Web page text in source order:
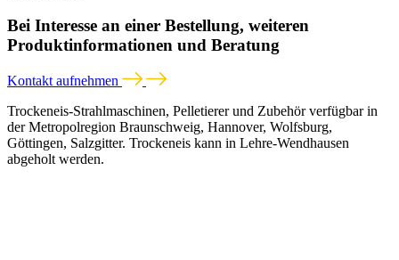
Bei Interesse an einer Bestellung, weiteren
Produktinformationen und Beratung
Kontakt aufnehmen
Trockeneis-Strahlmaschinen, Pelletierer und Zubehör verfügbar in
der Metropolregion Braunschweig, Hannover, Wolfsburg,
Göttingen, Salzgitter. Trockeneis kann in Lehre-Wendhausen
abgeholt werden.